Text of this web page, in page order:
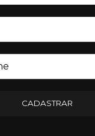
CADASTRAR